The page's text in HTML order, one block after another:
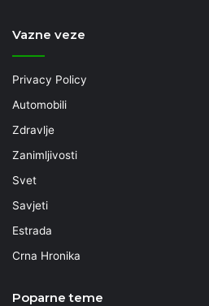
Vazne veze
Privacy Policy
Automobili
Zdravlje
Zanimljivosti
Svet
Savjeti
Estrada
Crna Hronika
Poparne teme